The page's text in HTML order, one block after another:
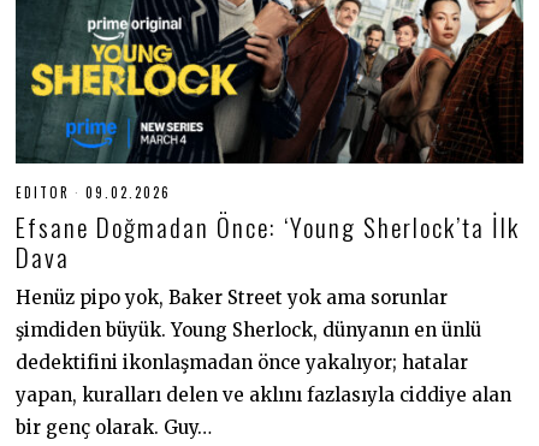
EDITOR 09.02.2026
.
2
0
2
6
Efsane Doğmadan Önce: ‘Young Sherlock’ta İlk
Dava
Henüz pipo yok, Baker Street yok ama sorunlar
şimdiden büyük. Young Sherlock, dünyanın en ünlü
dedektifini ikonlaşmadan önce yakalıyor; hatalar
yapan, kuralları delen ve aklını fazlasıyla ciddiye alan
bir genç olarak. Guy…